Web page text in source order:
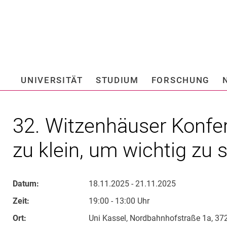
Springe direkt zu:
UNIVERSITÄT STUDIUM FORSCHUNG
32. Witzenhäuser
zu klein, um wichtig zu
Datum:
18.11.2025 - 21.11.2025
Zeit:
19:00 - 13:00 Uhr
Ort:
Uni Kassel, Nordbahnhofstraße 1a,